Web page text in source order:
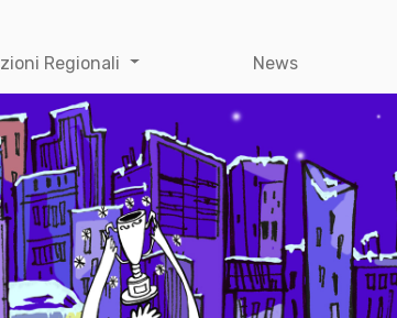
Regionali News